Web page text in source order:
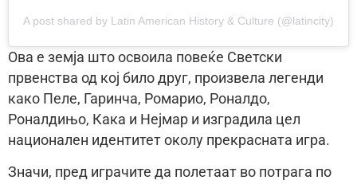
A post shared by Latin American History & Culture (@latincity)
Ова е земја што освоила повеќе Светски
првенства од кој било друг, произвела легенди
како Пеле, Гаринча, Ромарио, Роналдо,
Роналдињо, Кака и Нејмар и изградила цел
национален идентитет околу прекрасната игра.
Значи, пред играчите да полетаат во потрага по